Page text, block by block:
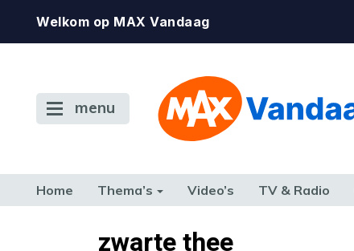
Welkom op MAX Vandaag
menu
Home Thema’s Video’s TV & Radio
TERUG NAAR TOENzwarte thee